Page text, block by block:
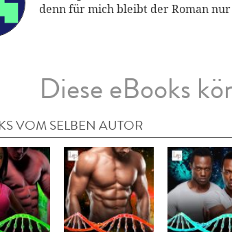
denn für mich bleibt der Roman
Diese eBooks
VOM SELBEN AUTOR